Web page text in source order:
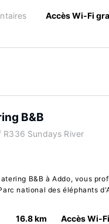
Accès Wi-Fi
B&B
R336 Sundays River
B&B à Addo, vous
national des éléphants
16.8 km Accès Wi-